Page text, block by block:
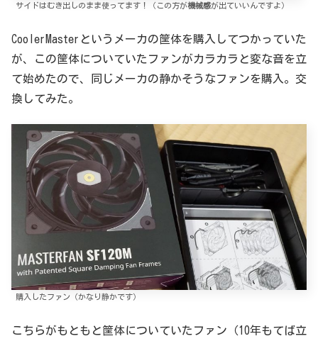
サイドはむき出しのまま使ってます！（この方が機械感が出ていいんですよ）
CoolerMasterというメーカの筐体を購入してつかっていた
が、この筐体についていたファンがカラカラと変な音を立
て始めたので、同じメーカの静かそうなファンを購入。交
換してみた。
購入したファン（かなり静かです）
こちらがもともと筐体についていたファン（10年もてば立